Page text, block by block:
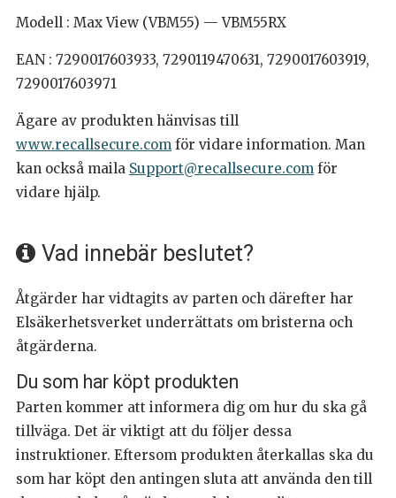
Modell : Max View (VBM55) — VBM55RX
EAN : 7290017603933, 7290119470631, 7290017603919,
7290017603971
Ägare av produkten hänvisas till
www.recallsecure.com för vidare information. Man
kan också maila Support@recallsecure.com för
vidare hjälp.
Vad innebär beslutet?
Åtgärder har vidtagits av parten och därefter har
Elsäkerhetsverket underrättats om bristerna och
åtgärderna.
Du som har köpt produkten
Parten kommer att informera dig om hur du ska gå
tillväga. Det är viktigt att du följer dessa
instruktioner. Eftersom produkten återkallas ska du
som har köpt den antingen sluta att använda den till